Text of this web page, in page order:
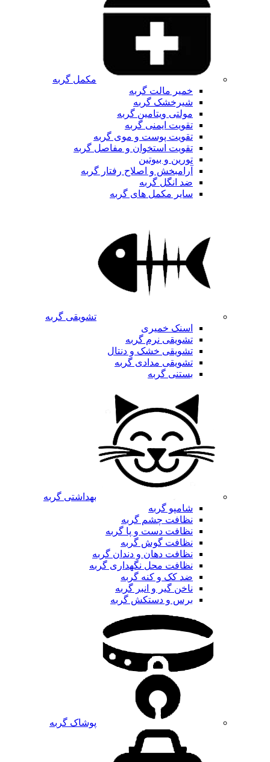
مکمل گربه
خمیر مالت گربه
شیرخشک گربه
مولتی ویتامین گربه
تقویت ایمنی گربه
تقویت پوست و موی گربه
تقویت استخوان و مفاصل گربه
تورین و بیوتین
آرامبخش و اصلاح رفتار گربه
ضد انگل گربه
سایر مکمل های گربه
تشویقی گربه
اسنک خمیری
تشویقی نرم گربه
تشویقی خشک و دنتال
تشویقی مدادی گربه
بستنی گربه
بهداشتی گربه
شامپو گربه
نظافت چشم گربه
نظافت دست و پا گربه
نظافت گوش گربه
نظافت دهان و دندان گربه
نظافت محل نگهداری گربه
ضد کک و کنه گربه
ناخن گیر و انبر گربه
برس و دستکش گربه
پوشاک گربه